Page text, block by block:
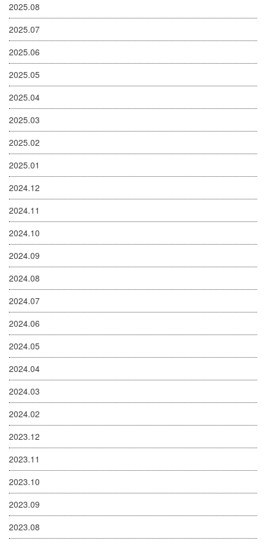
2025.08
2025.07
2025.06
2025.05
2025.04
2025.03
2025.02
2025.01
2024.12
2024.11
2024.10
2024.09
2024.08
2024.07
2024.06
2024.05
2024.04
2024.03
2024.02
2023.12
2023.11
2023.10
2023.09
2023.08